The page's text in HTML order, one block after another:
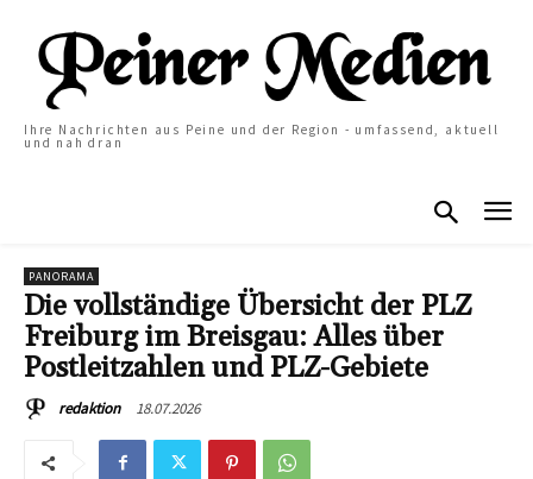
Ihre Nachrichten aus Peine und der Region - umfassend, aktuell
und nah dran
PANORAMA
Die vollständige Übersicht der PLZ
Freiburg im Breisgau: Alles über
Postleitzahlen und PLZ-Gebiete
redaktion 18.07.2026